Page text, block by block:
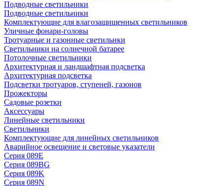
Подводные светильники
Подводные светильники
Комплектующие для влагозащищенных светильников
Уличные фонари-головы
Тротуарные и газонные светильнки
Светильники на солнечной батарее
Потолочные светильники
Архитектурная и ландшафтная подсветка
Архитектурная подсветка
Подсветки тротуаров, ступеней, газонов
Прожекторы
Садовые розетки
Аксессуары
Линейные светильники
Светильники
Комплектующие для линейных светильников
Аварийное освещение и световые указатели
Серия 089E
Серия 089BG
Серия 089K
Серия 089N